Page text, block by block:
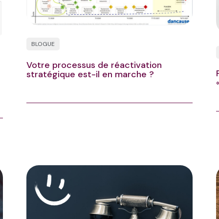
BLOGUE
Votre processus de réactivation
stratégique est-il en marche ?